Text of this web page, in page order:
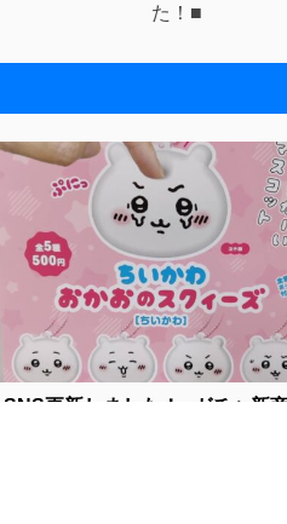
た！■
■SNS更新しました！■ガチャ新